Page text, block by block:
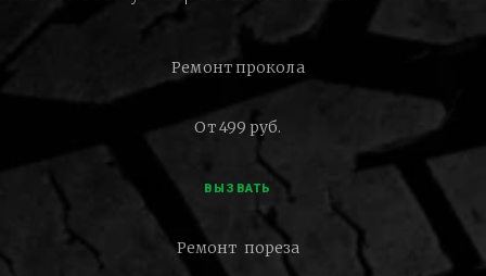
Ремонт прокола
От 499 руб.
ВЫЗВАТЬ
Ремонт пореза